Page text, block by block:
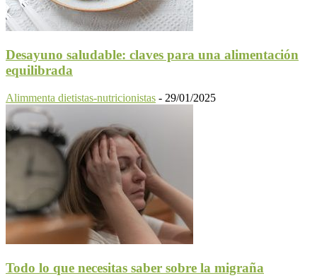
Desayuno saludable: claves para una alimentación
equilibrada
Alimmenta dietistas-nutricionistas - 29/01/2025
Todo lo que necesitas saber sobre la migraña